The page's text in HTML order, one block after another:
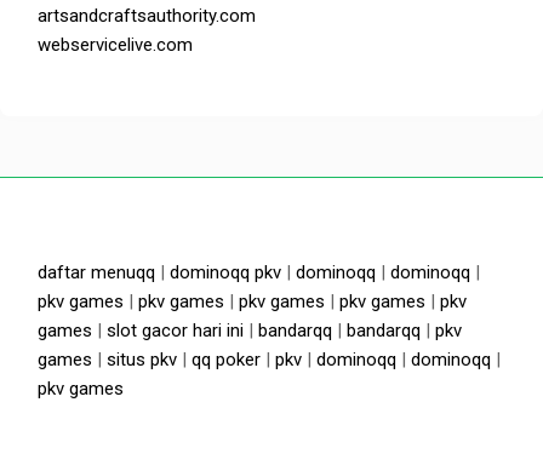
artsandcraftsauthority.com
webservicelive.com
daftar menuqq | dominoqq pkv | dominoqq | dominoqq |
pkv games | pkv games | pkv games | pkv games | pkv
games | slot gacor hari ini | bandarqq | bandarqq | pkv
games | situs pkv | qq poker | pkv | dominoqq | dominoqq |
pkv games